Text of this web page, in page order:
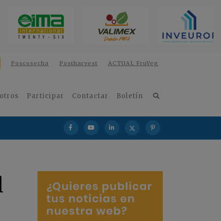
Poscosecha Postharvest ACTUAL FruVeg
Participar Contactar Boletín